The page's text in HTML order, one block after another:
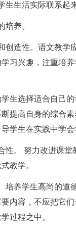
生活实际联系起来
养。
创造性。语文教学
习兴趣，注重培
生选择适合自己
提高自身的综合
学生在实践中学会
性。 努力改进课
教学。
培养学生高尚的道
内容，不应把它
过程之中。